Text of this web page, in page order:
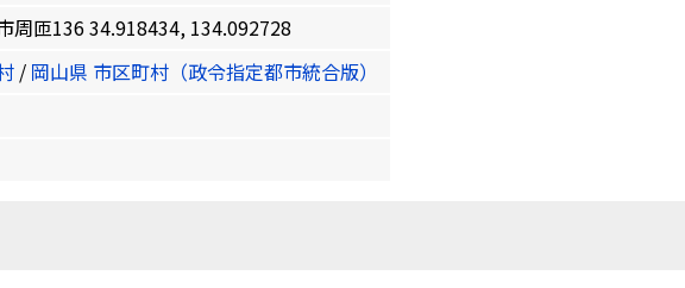
周匝136 34.918434, 134.092728
/ 岡山県 市区町村（政令指定都市統合版）